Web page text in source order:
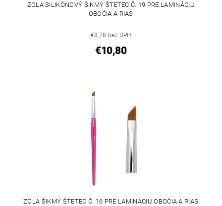
ZOLA SILIKÓNOVÝ ŠIKMÝ ŠTETEC Č. 19 PRE LAMINÁCIU
OBOČIA A RIAS
€8,78 bez DPH
€10,80
ZOLA ŠIKMÝ ŠTETEC Č. 16 PRE LAMINÁCIU OBOČIA A RIAS